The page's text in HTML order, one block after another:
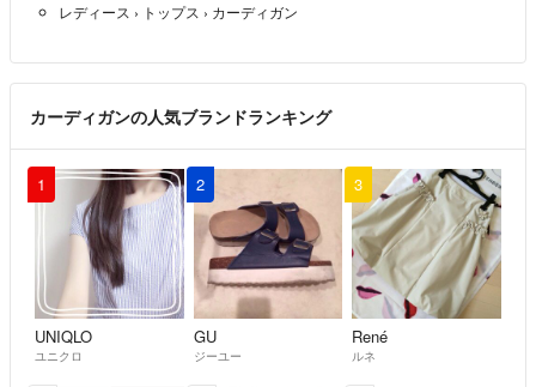
レディース › トップス › カーディガン
カーディガンの人気ブランドランキング
1
UNIQLO
ユニクロ
2
GU
ジーユー
3
René
ルネ